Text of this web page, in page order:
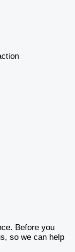
Before you
so we can help